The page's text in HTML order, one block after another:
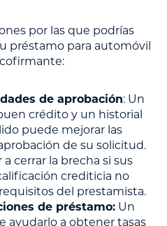
por las que podrías
préstamo para automóvil
de aprobación: Un
crédito y un historial
puede mejorar las
de su solicitud.
cerrar la brecha si sus
crediticia no
del prestamista.
de préstamo:Un
ayudarlo a obtener tasas